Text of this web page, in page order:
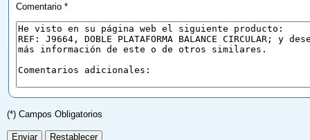
Comentario *
(*) Campos Obligatorios